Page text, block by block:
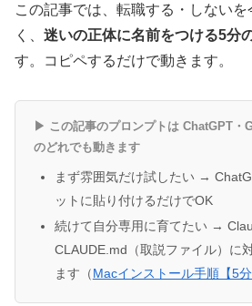
この記事では、転職する・しない
く、 迷いの正体に名前をつける5分
す。コピペするだけで動きます。
▶ この記事のプロンプトは ChatGPT・
のどれでも動きます
まず雰囲気だけ試したい →
ットに貼り付けるだけでOK
続けて自分専用に育てたい →
CLAUDE.md（取説ファイル）に
ます（Macインストール手順【5分